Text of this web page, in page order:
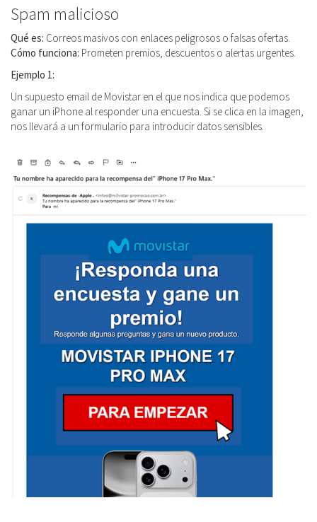
Spam malicioso
Qué es: Correos masivos con enlaces peligrosos o falsas ofertas.
Cómo funciona: Prometen premios, descuentos o alertas urgentes.
Ejemplo 1:
Un supuesto email de Movistar en el que nos indica que podemos
ganar un iPhone al responder una encuesta. Si se clica en la imagen,
nos llevará a un formulario para introducir datos sensibles.